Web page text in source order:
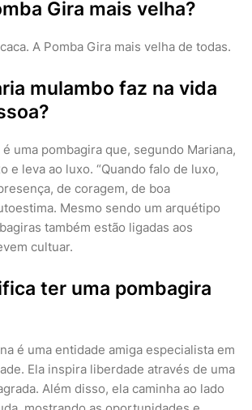
Gira mais velha?
A Pomba Gira mais velha de todas.
mulambo faz na vida
uma pombagira que, segundo Mariana,
e leva ao luxo. “Quando falo de luxo,
de coragem, de boa
Mesmo sendo um arquétipo
também estão ligadas aos
cultuar.
ter uma pombagira
é uma entidade amiga especialista em
Ela inspira liberdade através de uma
Além disso, ela caminha ao lado